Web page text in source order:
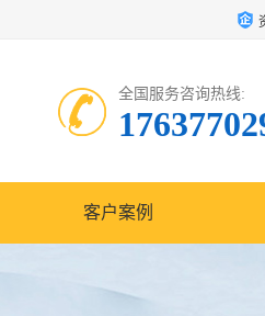
全国服务咨询热线:
客户案例